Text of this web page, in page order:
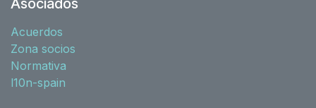
Acuerdos
Zona socios
Normativa
l10n-spain